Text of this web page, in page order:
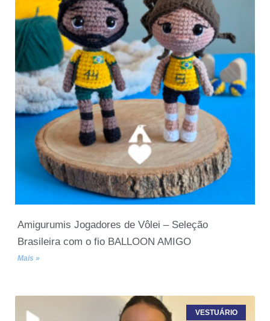
Amigurumis Jogadores de Vôlei – Seleção
Brasileira com o fio BALLOON AMIGO
Mais »
VESTUÁRIO